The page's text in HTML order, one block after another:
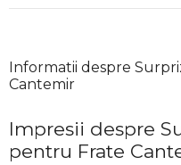
Informatii despre
Cantemir
Impresii despre
pentru Frate